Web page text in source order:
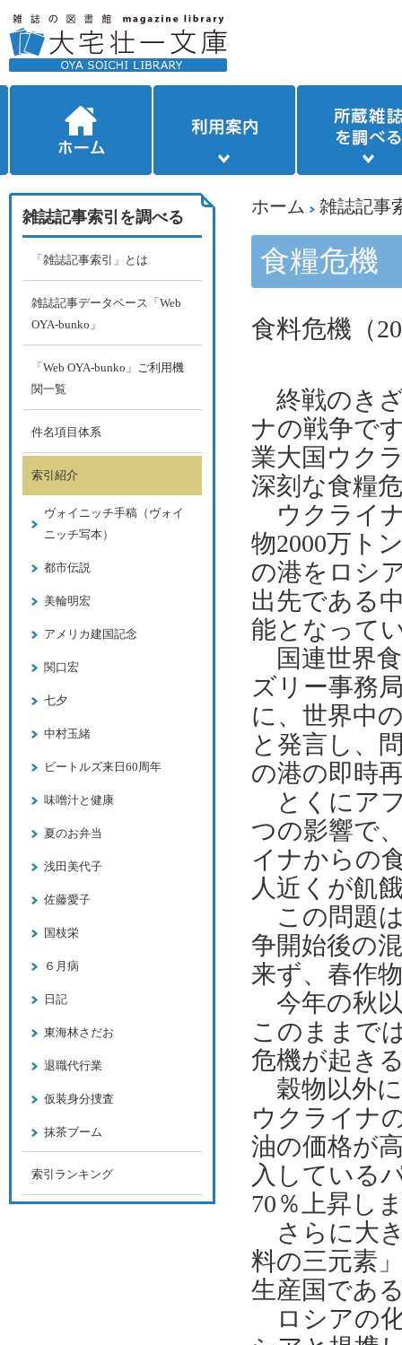
ホーム 雑誌記事
食糧危機
食料危機（
終戦のき
ナの戦争で
業大国ウク
深刻な食糧
ウクライ
物2000万ト
の港をロシ
出先である
能となって
国連世界食
ズリー事務
に、世界中
と発言し、
の港の即時
とくにア
つの影響で
イナからの
人近くが飢
この問題
争開始後の
来ず、春作
今年の秋
このままで
危機が起き
穀物以外
ウクライナ
油の価格が
入している
70％上昇し
さらに大
料の三元素
生産国であ
ロシアの
雑誌記事索引を調べる
「雑誌記事索引」とは
雑誌記事データベース「Web
OYA-bunko」
「Web OYA-bunko」ご利用機
関一覧
件名項目体系
索引紹介
ヴォイニッチ手稿（ヴォイ
ニッチ写本）
都市伝説
美輪明宏
アメリカ建国記念
関口宏
七夕
中村玉緒
ビートルズ来日60周年
味噌汁と健康
夏のお弁当
浅田美代子
佐藤愛子
国枝栄
６月病
日記
東海林さだお
退職代行業
仮装身分捜査
抹茶ブーム
索引ランキング